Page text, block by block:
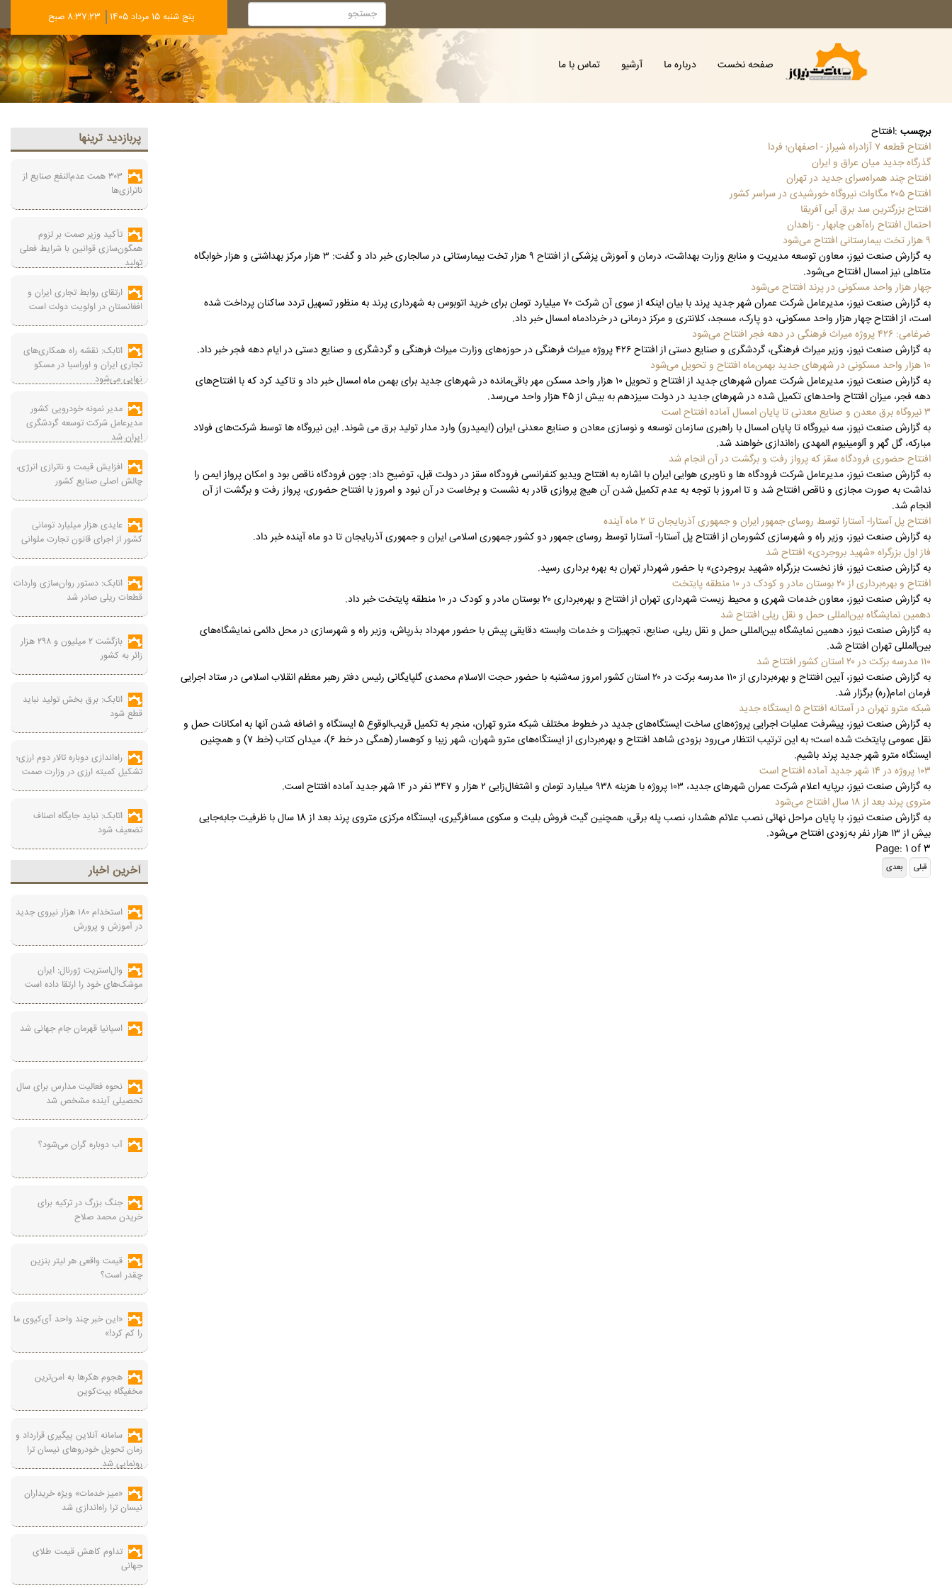
پنج شنبه 15 مرداد 1405 8:37:24 صبح
صفحه نخست درباره ما آرشیو تماس با ما
برچسب :افتتاح
افتتاح قطعه ۷ آزادراه شیراز - اصفهان؛ فردا
گذرگاه جدید میان عراق و ایران
افتتاح چند همراه‌سرای جدید در تهران
افتتاح ۲۰۵ مگاوات نیروگاه خورشیدی در سراسر کشور
افتتاح بزرگترین سد برق آبی آفریقا
احتمال افتتاح راه‌آهن چابهار - زاهدان
۹ هزار تخت بیمارستانی افتتاح می‌شود
به گزارش صنعت نیوز، معاون توسعه مدیریت و منابع وزارت بهداشت، درمان و آموزش پزشکی از افتتاح ۹ هزار تخت بیمارستانی در سالجاری خبر داد و گفت: ۳ هزار مرکز بهداشتی و هزار خوابگاه
متاهلی نیز امسال افتتاح می‌شود.
چهار هزار واحد مسکونی در پرند افتتاح می‌شود
به گزارش صنعت نیوز، مدیرعامل شرکت عمران شهر جدید پرند با بیان اینکه از سوی آن شرکت ۷۰ میلیارد تومان برای خرید اتوبوس به شهرداری پرند به منظور تسهیل تردد ساکنان پرداخت شده
است، از افتتاح چهار هزار واحد مسکونی، دو پارک، مسجد، کلانتری و مرکز درمانی در خردادماه امسال خبر داد.
ضرغامی: ۴۲۶ پروژه میراث فرهنگی در دهه فجر افتتاح می‌شود
به گزارش صنعت نیوز، وزیر میراث فرهنگی، گردشگری و صنایع دستی از افتتاح ۴۲۶ پروژه میراث فرهنگی در حوزه‌های وزارت میراث فرهنگی و گردشگری و صنایع دستی در ایام دهه فجر خبر داد.
۱۰ هزار واحد مسکونی در شهرهای جدید بهمن‌ماه افتتاح و تحویل می‌شود
به گزارش صنعت نیوز، مدیرعامل شرکت عمران شهرهای جدید از افتتاح و تحویل ۱۰ هزار واحد مسکن مهر باقی‌مانده در شهرهای جدید برای بهمن ماه امسال خبر داد و تاکید کرد که با افتتاح‌های
دهه فجر، میزان افتتاح واحدهای تکمیل شده در شهرهای جدید در دولت سیزدهم به بیش از ۴۵ هزار واحد می‌رسد.
۳ نیروگاه برق معدن و صنایع معدنی تا پایان امسال آماده افتتاح است
به گزارش صنعت نیوز، سه نیروگاه تا پایان امسال با راهبری سازمان توسعه و نوسازی معادن و صنایع معدنی ایران (ایمیدرو) وارد مدار تولید برق می شوند. این نیروگاه ها توسط شرکت‌های فولاد
مبارکه، گل گهر و آلومینیوم المهدی راه‌اندازی خواهند شد.
افتتاح حضوری فرودگاه سقز که پرواز رفت و برگشت در آن انجام شد
به گزارش صنعت نیوز، مدیرعامل شرکت فرودگاه ها و ناوبری هوایی ایران با اشاره به افتتاح ویدیو کنفرانسی فرودگاه سقز در دولت قبل، توضیح داد: چون فرودگاه ناقص بود و امکان پرواز ایمن را
نداشت به صورت مجازی و ناقص افتتاح شد و تا امروز با توجه به عدم تکمیل شدن آن هیچ پروازی قادر به نشست و برخاست در آن نبود و امروز با افتتاح حضوری، پرواز رفت و برگشت از آن
انجام شد.
افتتاح پل آستارا- آستارا توسط روسای جمهور ایران و جمهوری آذربایجان تا ۲ ماه آینده
به گزارش صنعت نیوز، وزیر راه و شهرسازی کشورمان از افتتاح پل آستارا- آستارا توسط روسای جمهور دو کشور جمهوری اسلامی ایران و جمهوری آذربایجان تا دو ماه آینده خبر داد.
فاز اول بزرگراه «شهید بروجردی» افتتاح شد
به گزارش صنعت نیوز، فاز نخست بزرگراه «شهید بروجردی» با حضور شهردار تهران به بهره برداری رسید.
افتتاح و بهره‌برداری از ۲۰ بوستان مادر و کودک در ۱۰ منطقه پایتخت
به گزارش صنعت نیوز، معاون خدمات شهری و محیط زیست شهرداری تهران از افتتاح و بهره‌برداری ۲۰ بوستان مادر و کودک در ۱۰ منطقه پایتخت خبر داد.
دهمین نمایشگاه بین‌المللی حمل و نقل ریلی افتتاح شد
به گزارش صنعت نیوز، دهمین نمایشگاه بین‌المللی حمل و نقل ریلی، صنایع، تجهیزات و خدمات وابسته دقایقی پیش با حضور مهرداد بذرپاش، وزیر راه و شهرسازی در محل دائمی نمایشگاه‌های
بین‌المللی تهران افتتاح شد.
۱۱۰ مدرسه برکت در ۲۰ استان کشور افتتاح شد
به گزارش صنعت نیوز، آیین افتتاح و بهره‌برداری از ۱۱۰ مدرسه برکت در ۲۰ استان کشور امروز سه‌شنبه با حضور حجت الاسلام محمدی گلپایگانی رئیس دفتر رهبر معظم انقلاب اسلامی در ستاد اجرایی
فرمان امام(ره) برگزار شد.
شبکه مترو تهران در آستانه افتتاح ۵ ایستگاه جدید
به گزارش صنعت نیوز، پیشرفت عملیات اجرایی پروژه‌های ساخت ایستگاه‌های جدید در خطوط مختلف شبکه مترو تهران، منجر به تکمیل قریب‌الوقوع ۵ ایستگاه و اضافه شدن آنها به امکانات حمل و
نقل عمومی پایتخت شده است؛ به این ترتیب انتظار می‌رود بزودی شاهد افتتاح و بهره‌برداری از ایستگاه‌های مترو شهران، شهر زیبا و کوهسار (همگی در خط ۶)، میدان کتاب (خط ۷) و همچنین
ایستگاه مترو شهر جدید پرند باشیم.
۱۰۳ پروژه در ۱۴ شهر جدید آماده افتتاح است
به گزارش صنعت نیوز، برپایه اعلام شرکت عمران شهرهای جدید، ۱۰۳ پروژه با هزینه ۹۳۸ میلیارد تومان و اشتغال‌زایی ۲ هزار و ۳۴۷ نفر در ۱۴ شهر جدید آماده افتتاح است.
متروی پرند بعد از ۱۸ سال افتتاح می‌شود
به گزارش صنعت نیوز، با پایان مراحل نهائی نصب علائم هشدار، نصب پله برقی، همچنین گیت فروش بلیت و سکوی مسافرگیری، ایستگاه مرکزی متروی پرند بعد از 18 سال با ظرفیت جابه‌جایی
بیش از ۱۳ هزار نفر به‌زودی افتتاح می‌شود.
Page: 1 of 3
پربازديد ترينها
۳۰۳ همت عدم‌النفع صنایع از
ناترازی‌ها
تأکید وزیر صمت بر لزوم
همگون‌سازی قوانین با شرایط فعلی
تولید
ارتقای روابط تجاری ایران و
افغانستان در اولویت دولت است
اتابک: نقشه راه همکاری‌های
تجاری ایران و اوراسیا در مسکو
نهایی می‌شود
مدیر نمونه خودرویی کشور
مدیرعامل شرکت توسعه گردشگری
ایران شد
افزایش قیمت و ناترازی انرژی،
چالش اصلی صنایع کشور
عایدی هزار میلیارد تومانی
کشور از اجرای قانون تجارت ملوانی
اتابک: دستور روان‌سازی واردات
قطعات ریلی صادر شد
بازگشت ۲ میلیون و ۲۹۸ هزار
زائر به کشور
اتابک: برق بخش تولید نباید
قطع شود
راه‌اندازی دوباره تالار دوم ارزی؛
تشکیل کمیته ارزی در وزارت صمت
اتابک: نباید جایگاه اصناف
تضعیف شود
آخرين اخبار
استخدام ۱۸۰ هزار نیروی جدید
در آموزش‌ و پرورش
وال‌استریت ژورنال: ایران
موشک‌های خود را ارتقا داده است
اسپانیا قهرمان جام جهانی شد
نحوه فعالیت مدارس برای سال
تحصیلی آینده مشخص شد
آب دوباره گران می‌شود؟
جنگ بزرگ در ترکیه برای
خریدن محمد صلاح
قیمت واقعی هر لیتر بنزین
چقدر است؟
«این خبر چند واحد آی‌کیوی ما
را کم کرد!»
هجوم هکرها به امن‌ترین
مخفیگاه بیت‌کوین
سامانه آنلاین پیگیری قرارداد‌ و
زمان تحویل خودرو‌های نیسان ترا
رونمایی شد
«میز خدمات» ویژه خریداران
نیسان ترا راه‌اندازی شد
تداوم کاهش قیمت طلای
جهانی